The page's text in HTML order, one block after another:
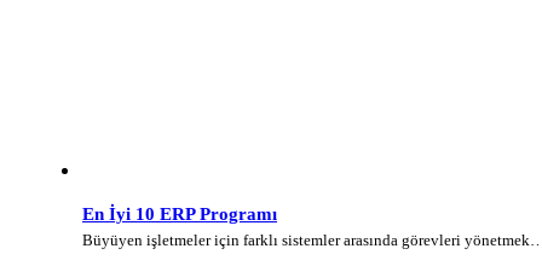
En İyi 10 ERP Programı
Büyüyen işletmeler için farklı sistemler arasında görevleri